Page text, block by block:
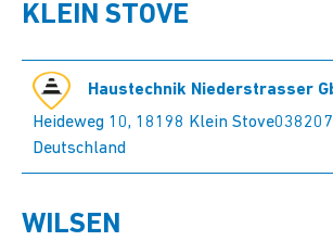
KLEIN STOVE
Haustechnik Niederstrasser
Heideweg 10, 18198 Klein
Deutschland
WILSEN